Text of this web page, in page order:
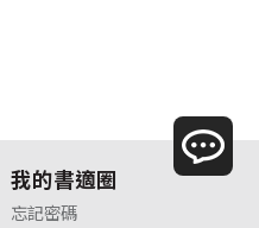
我的書適圈
忘記密碼